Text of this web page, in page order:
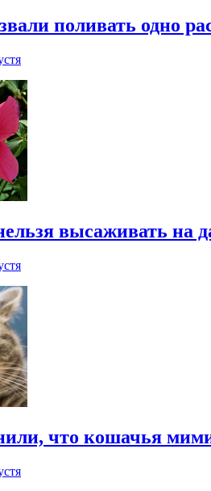
поливать одно
высаживать на
что кошачья